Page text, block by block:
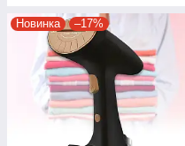
Новинка –17%